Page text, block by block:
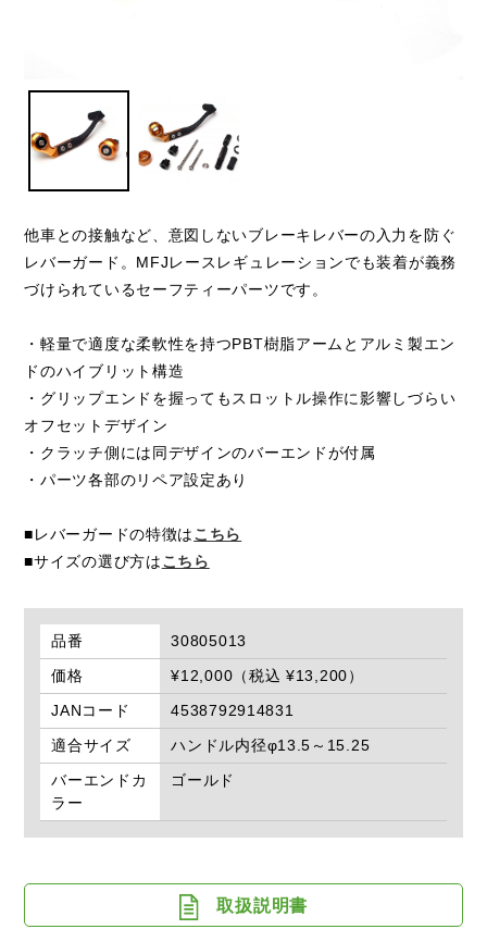
他車との接触など、意図しないブレーキレバーの入力を防ぐ
レバーガード。MFJレースレギュレーションでも装着が義務
づけられているセーフティーパーツです。
・軽量で適度な柔軟性を持つPBT樹脂アームとアルミ製エン
ドのハイブリット構造
・グリップエンドを握ってもスロットル操作に影響しづらい
オフセットデザイン
・クラッチ側には同デザインのバーエンドが付属
・パーツ各部のリペア設定あり
■レバーガードの特徴はこちら
■サイズの選び方はこちら
品番
30805013
価格
¥12,000（税込 ¥13,200）
JANコード
4538792914831
適合サイズ
ハンドル内径φ13.5～15.25
バーエンドカ
ラー
ゴールド
取扱説明書